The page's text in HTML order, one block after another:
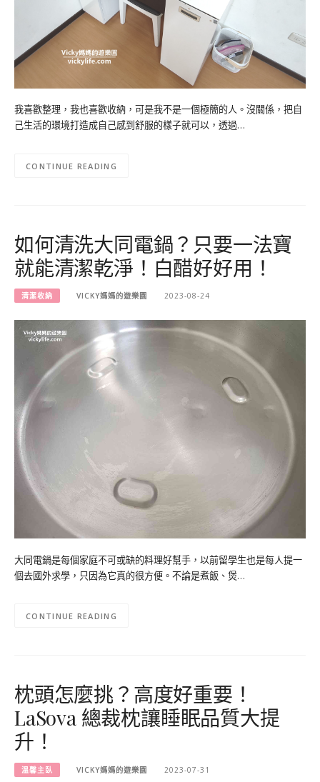
我喜歡整理，我也喜歡收納，可是我不是一個極簡的人。沒關係，把自
己生活的環境打造成自己感到舒服的樣子就可以，透過…
CONTINUE READING
如何清洗大同電鍋？只要一法寶
就能清潔乾淨！白醋好好用！
清潔收納 VICKY媽媽的遊樂園 2023-08-24
大同電鍋是每個家庭不可或缺的料理好幫手，以前留學生也是每人提一
個去國外求學，只因為它真的很方便。不論是煮飯、煲…
CONTINUE READING
枕頭怎麼挑？高度好重要！
LaSova 總裁枕讓睡眠品質大提
升！
溫馨主臥 VICKY媽媽的遊樂園 2023-07-31